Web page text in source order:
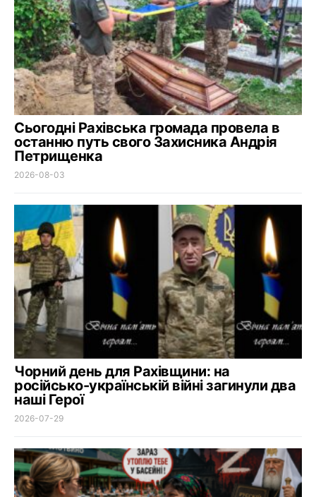
Сьогодні Рахівська громада провела в
останню путь свого Захисника Андрія
Петрищенка
2026-08-03
Чорний день для Рахівщини: на
російсько-українській війні загинули два
наші Герої
2026-07-29